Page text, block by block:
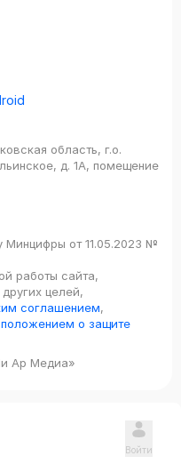
область, г.о.
д. 1А, помещение
Минцифры от 11.05.2023 №
работы сайта,
целей,
соглашением,
положением о защите
Ар Медиа»
Войти